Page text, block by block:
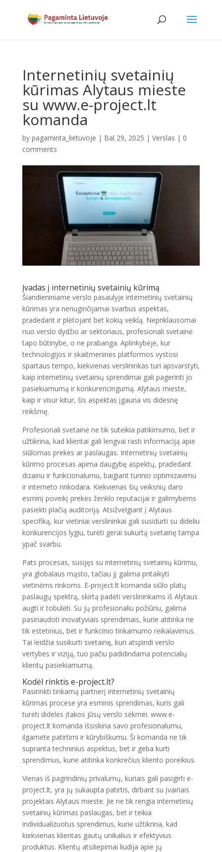
Internetinių svetainių
kūrimas Alytaus mieste
su www.e-project.lt
komanda
by pagaminta_lietuvoje | Bal 29, 2025 | Verslas | 0
comments
Įvadas į internetinių svetainių kūrimą
Šiandieniniame verslo pasaulyje internetinių svetainių
kūrimas yra nenuginčijamai svarbus aspektas,
pradedant ir plėtojant bet kokią veiklą. Nepriklausomai
nuo verslo dydžio ar sektoriaus, profesionali svetainė
tapo būtinybe, o ne prabanga. Aplinkybėje, kur
technologijos ir skaitmeninės platformos vystosi
spartaus tempo, kiekvienas verslininkas turi apsvarstyti,
kaip internetinių svetainių sprendimai gali pagerinti jo
pasiekiamumą ir konkurencingumą. Alytaus mieste,
kaip ir visur kitur, šis aspektas įgauna vis didesnę
reikšmę.
Profesionali svetainė ne tik suteikia patikimumo, bet ir
užtikrina, kad klientai gali lengvai rasti informaciją apie
siūlomas prekes ar paslaugas. Internetinių svetainių
kūrimo procesas apima daugybę aspektų, pradedant
dizainu ir funkcionalumu, baigiant turinio optimizavimu
ir interneto rinkodara. Kiekvienas šių veiksnių daro
esminį poveikį prekės ženklo reputacijai ir galimybėms
pasiekti plačią auditoriją. Atsižvelgiant į Alytaus
specifiką, kur vietiniai verslininkai gali susidurti su dideliu
konkurencijos lygiu, turėti gerai sukurtą svetainę tampa
ypač svarbu.
Pats procesas, susijęs su internetinių svetainių kūrimu,
yra globalaus mąsto, tačiau jį galima pritaikyti
vietinėms rinkoms. E-project.lt komanda siūlo platų
paslaugų spektrą, skirtą padėti verslininkams iš Alytaus
augti ir tobulėti. Su jų profesionaliu požiūriu, galima
pasinaudoti inovatyviais sprendimais, kurie atitinka ne
tik estetinius, bet ir funkcinio tinkamumo reikalavimus.
Tai leidžia susikurti svetainę, kuri atspindi verslo
vertybes ir viziją, tuo pačiu padidindama potencialių
klientų pasiekiamumą.
Kodėl rinktis e-project.lt?
Pasirinkti tinkamą partnerį internetinių svetainių
kūrimas procese yra esminis sprendimas, kuris gali
turėti didelės įtakos jūsų verslo sėkmei. www.e-
project.lt komanda išsiskiria savo profesionalumu,
ilgamete patirtimi ir kūrybiškumu. Ši komanda ne tik
supranta techninius aspektus, bet ir geba kurti
sprendimus, kurie atitinka konkrečius kliento poreikius.
Vienas iš pagrindinių privalumų, kuriais gali pasigirti e-
project.lt, yra jų sukaupta patirtis, dirbant su įvairiais
projektais Alytaus mieste. Jie ne tik rengia internetinių
svetainių kūrimas paslaugas, bet ir teikia
individualizuotus sprendimus, kurie užtikrina, kad
kiekvienas klientas gautų unikalius ir efektyvius
produktus. Klientų atsiliepimai liudija apie jų